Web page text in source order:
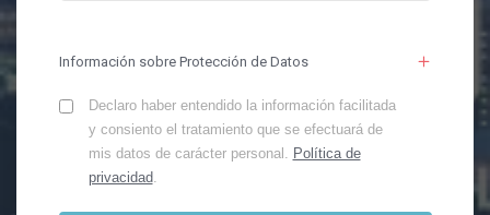
Información sobre Protección de Datos
Declaro haber entendido la información facilitada
y consiento el tratamiento que se efectuará de
mis datos de carácter personal. Política de
privacidad.